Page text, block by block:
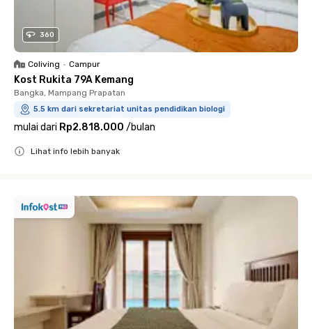
360
Coliving • Campur
Kost Rukita 79A Kemang
Bangka, Mampang Prapatan
5.5 km dari sekretariat unitas pendidikan biologi
mulai dari Rp2.818.000 /bulan
Lihat info lebih banyak